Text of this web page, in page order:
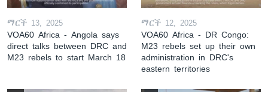
ማርች 13, 2025
VOA60 Africa - Angola says
direct talks between DRC and
M23 rebels to start March 18
ማርች 12, 2025
VOA60 Africa - DR Congo:
M23 rebels set up their own
administration in DRC's
eastern territories